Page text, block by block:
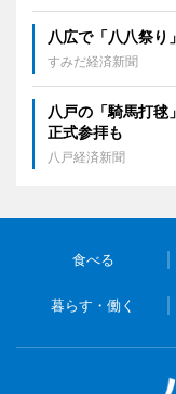
八広で「八八祭
すみだ経済新聞
八戸の「騎馬打
正式参拝も
八戸経済新聞
食べる
暮らす・働く